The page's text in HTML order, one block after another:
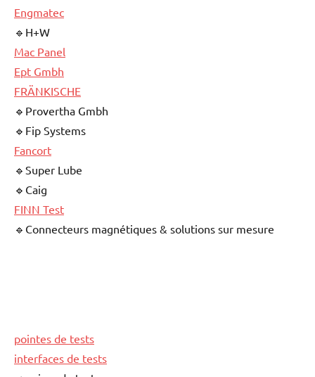
Engmatec
🔹H+W
Mac Panel
Ept Gmbh
FRÄNKISCHE
🔹Provertha Gmbh
🔹Fip Systems
Fancort
🔹Super Lube
🔹Caig
FINN Test
🔹Connecteurs magnétiques & solutions sur mesure
pointes de tests
interfaces de tests